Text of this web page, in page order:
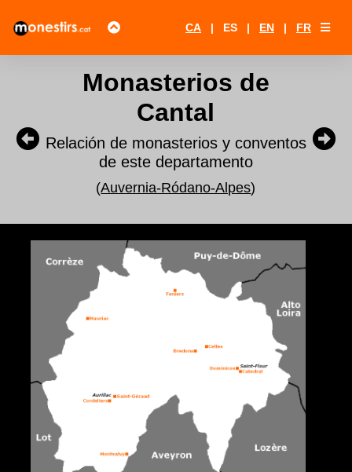
CA | ES | EN | FR
Monasterios de
Cantal
Relación de monasterios y conventos
de este departamento
(Auvernia-Ródano-Alpes)